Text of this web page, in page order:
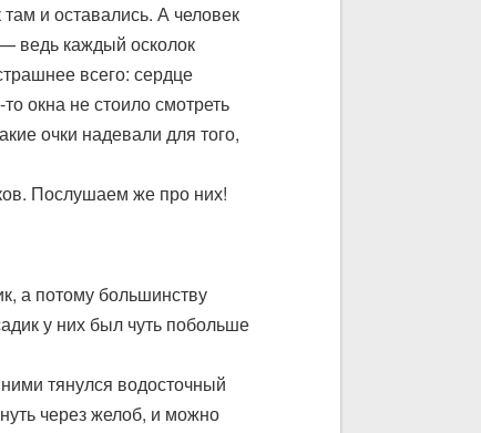
и оставались. А человек
ведь каждый осколок
всего: сердце
окна не стоило смотреть
очки надевали для того,
Послушаем же про них!
а потому большинству
у них был чуть побольше
тянулся водосточный
через желоб, и можно